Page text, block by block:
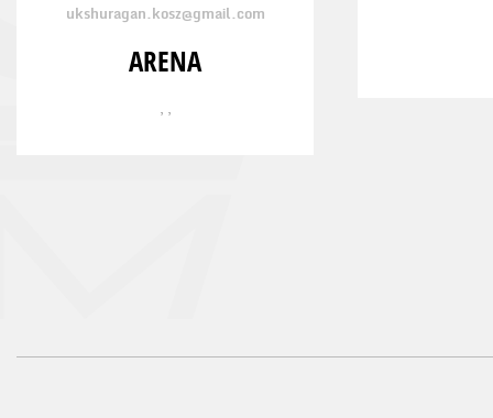
ukshuragan.kosz@gmail.com
ARENA
, ,